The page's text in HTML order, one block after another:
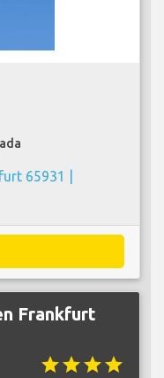
65931 |
Frankfurt
starstarstarstar